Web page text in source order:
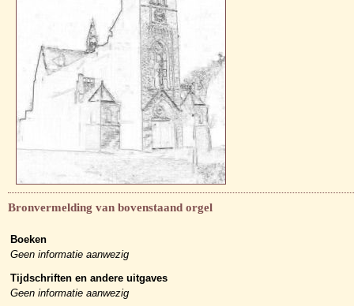
Bronvermelding van bovenstaand orgel
Boeken
Geen informatie aanwezig
Tijdschriften en andere uitgaves
Geen informatie aanwezig